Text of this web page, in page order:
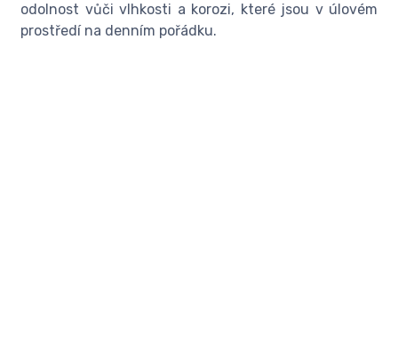
odolnost vůči vlhkosti a korozi, které jsou v úlovém
prostředí na denním pořádku.